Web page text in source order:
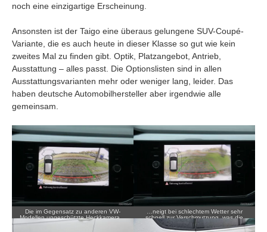
noch eine einzigartige Erscheinung.
Ansonsten ist der Taigo eine überaus gelungene SUV-Coupé-
Variante, die es auch heute in dieser Klasse so gut wie kein
zweites Mal zu finden gibt. Optik, Platzangebot, Antrieb,
Ausstattung – alles passt. Die Optionslisten sind in allen
Ausstattungsvarianten mehr oder weniger lang, leider. Das
haben deutsche Automobilhersteller aber irgendwie alle
gemeinsam.
Die im Gegensatz zu anderen VW-
Modellen ungeschützte Heckkamera…
…neigt bei schlechtem Wetter sehr
schnell zur Verschmutzung, was die
Sicht entsprechend stark einschränkt.